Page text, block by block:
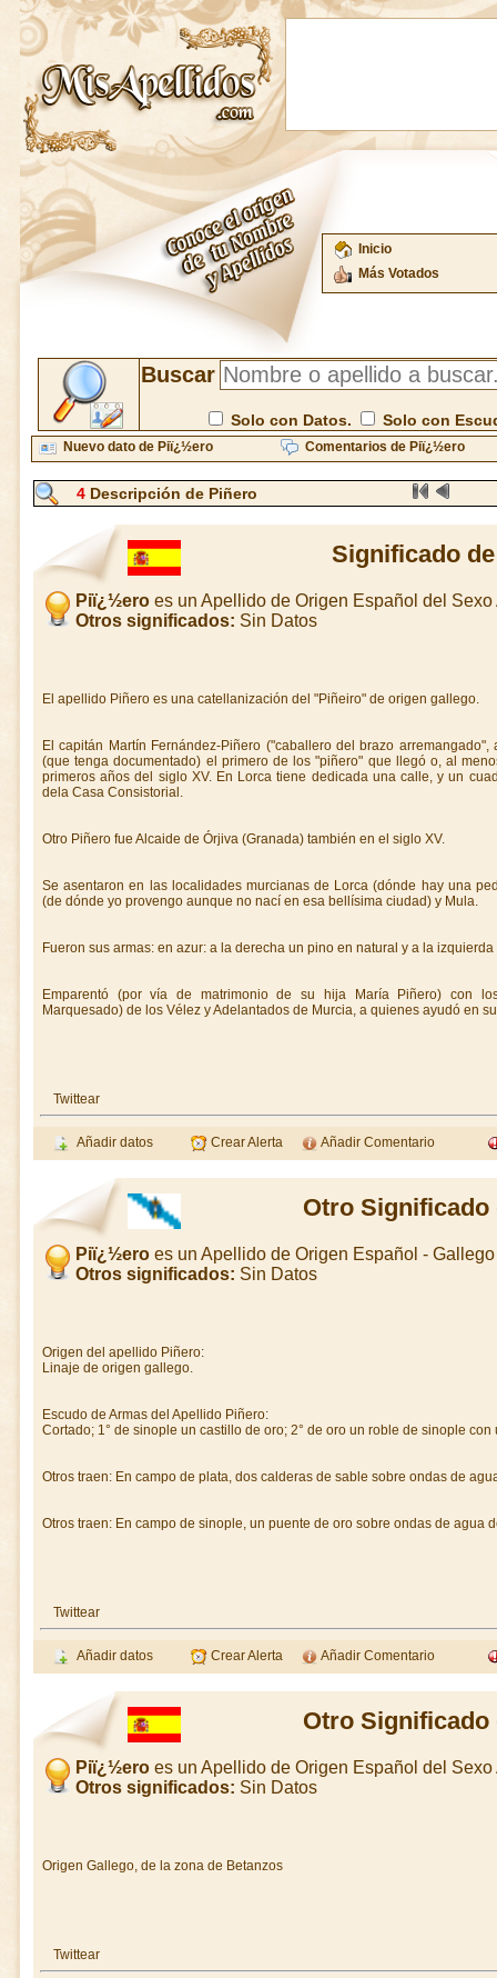
Inicio
Más Votados
Buscar
Solo con Datos. Solo con
Nuevo dato de Piï¿½ero Comentarios de Piï¿½ero
4Descripción de Piñero
Significado
Piï¿½ero es un Apellido de Origen Español del Sexo
Otros significados: Sin Datos
El apellido Piñero es una catellanización del "Piñeiro" de origen gallego.
El capitán Martín Fernández-Piñero ("caballero del brazo
(que tenga documentado) el primero de los "piñero" que llegó o, al
primeros años del siglo XV. En Lorca tiene dedicada una calle, y un
dela Casa Consistorial.
Otro Piñero fue Alcaide de Órjiva (Granada) también en el siglo XV.
Se asentaron en las localidades murcianas de Lorca (dónde hay una
(de dónde yo provengo aunque no nací en esa bellísima ciudad) y Mula.
Fueron sus armas: en azur: a la derecha un pino en natural y a la
Emparentó (por vía de matrimonio de su hija María Piñero) con
Marquesado) de los Vélez y Adelantados de Murcia, a quienes ayudó en
Twittear
Añadir datos Crear Alerta Añadir Comentario
Otro
Piï¿½ero es un Apellido de Origen Español -
Otros significados: Sin Datos
Origen del apellido Piñero:
Linaje de origen gallego.
Escudo de Armas del Apellido Piñero:
Cortado; 1° de sinople un castillo de oro; 2° de oro un roble de sinople
Otros traen: En campo de plata, dos calderas de sable sobre ondas de
Otros traen: En campo de sinople, un puente de oro sobre ondas de agua
Twittear
Añadir datos Crear Alerta Añadir Comentario
Otro
Piï¿½ero es un Apellido de Origen Español del Sexo
Otros significados: Sin Datos
Origen Gallego, de la zona de Betanzos
Twittear